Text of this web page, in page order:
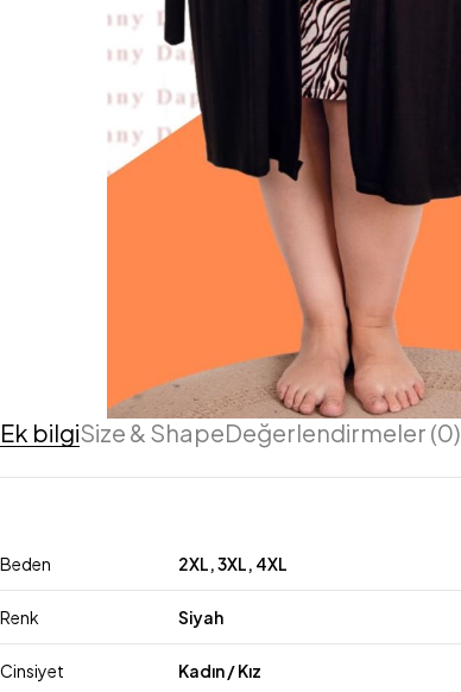
Ek bilgiSize & ShapeDeğerlendirmeler (0)
Beden 2XL,3XL, 4XL
Renk Siyah
Cinsiyet Kadın / Kız